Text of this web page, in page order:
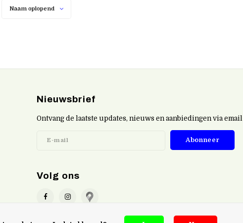
Naam oplopend
Nieuwsbrief
Ontvang de laatste updates, nieuws en aanbiedingen via email
Abonneer
Volg ons